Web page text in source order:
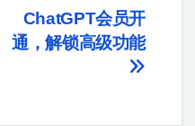
ChatGPT会员开
通，解锁高级功能